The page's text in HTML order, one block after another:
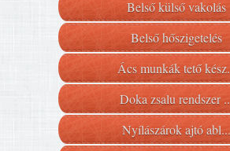
Belső külső vakolás
Belső hőszigetelés
Ács munkák tető
Doka zsalu rendszer
Nyílászárok ajtó abl...